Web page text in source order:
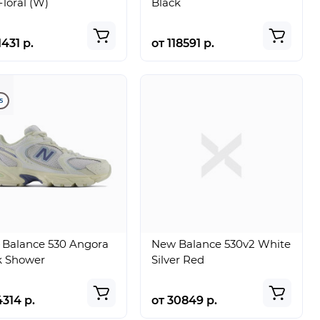
р. от 118591 р.
530 Angora
Shower
р.
New Balance 530v2 White
Silver Red
от 30849 р.